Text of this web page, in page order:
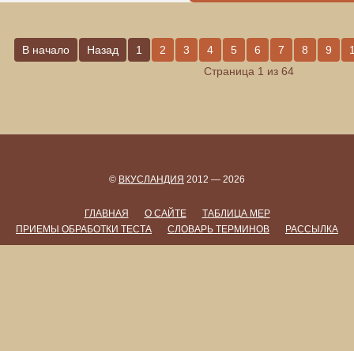
В начало Назад 1 2 3 4 5 6 7 8 9
Страница 1 из 64
© ВКУСЛАНДИЯ 2012 — 2026
ГЛАВНАЯ О САЙТЕ
ТАБЛИЦА МЕР
ПРИЕМЫ ОБРАБОТКИ ТЕСТА
СЛОВАРЬ ТЕРМИНОВ РАССЫЛКА